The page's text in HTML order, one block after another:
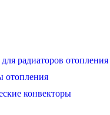
радиаторов отопления
отопления
конвекторы